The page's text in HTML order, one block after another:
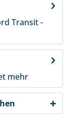
Transit -
mehr